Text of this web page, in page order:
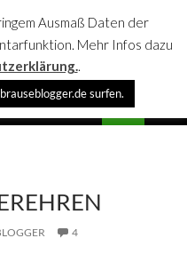
4
Ausmaß Daten der
Mehr Infos dazu
.
surfen.